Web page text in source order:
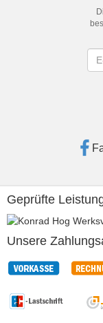
Geprüfte
Unsere